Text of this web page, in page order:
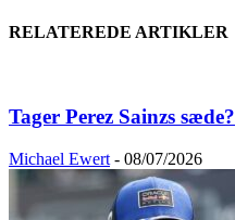
RELATEREDE ARTIKLER
Tager Perez Sainzs sæde?
Michael Ewert - 08/07/2026